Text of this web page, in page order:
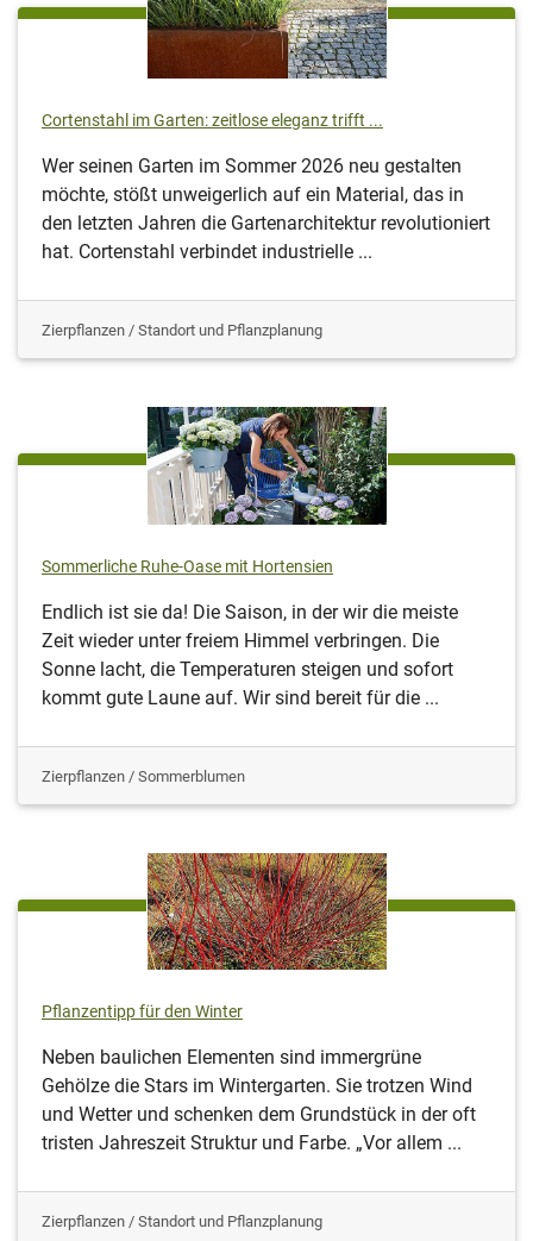
Cortenstahl im Garten: zeitlose eleganz trifft ...
Wer seinen Garten im Sommer 2026 neu gestalten
möchte, stößt unweigerlich auf ein Material, das in
den letzten Jahren die Gartenarchitektur revolutioniert
hat. Cortenstahl verbindet industrielle ...
Zierpflanzen / Standort und Pflanzplanung
Sommerliche Ruhe-Oase mit Hortensien
Endlich ist sie da! Die Saison, in der wir die meiste
Zeit wieder unter freiem Himmel verbringen. Die
Sonne lacht, die Temperaturen steigen und sofort
kommt gute Laune auf. Wir sind bereit für die ...
Zierpflanzen / Sommerblumen
Pflanzentipp für den Winter
Neben baulichen Elementen sind immergrüne
Gehölze die Stars im Wintergarten. Sie trotzen Wind
und Wetter und schenken dem Grundstück in der oft
tristen Jahreszeit Struktur und Farbe. „Vor allem ...
Zierpflanzen / Standort und Pflanzplanung